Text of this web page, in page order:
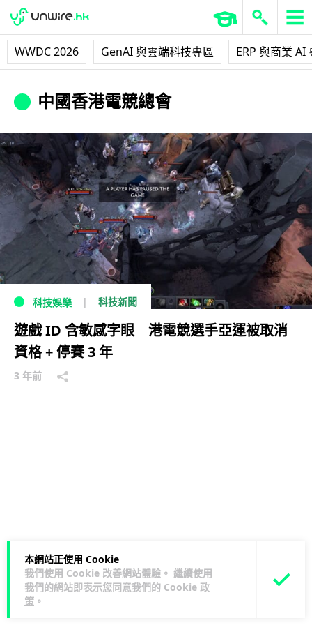
WWDC 2026 GenAI 與雲端科技專區 ERP 與商業 AI
本網站正使用 Cookie
我們使用 Cookie 改善網站體驗。 繼續使用
我們的網站即表示您同意我們的 Cookie 政
策 。
中國香港電競總會
科技娛樂 科技新聞
遊戲 ID 含敏感字眼 港電競選手亞運被取消
資格 + 停賽 3 年
3 年前